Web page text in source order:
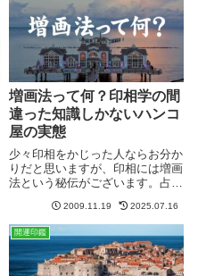
態を占う方法を紹介します。
増画法って何？印相学の間
違った知識しかないハンコ
屋の実態
少々印相をかじった人ならお分か
りだと思いますが、印相には増画
法という秘伝がございます。占い
る印鑑商法では、この増画法を
「画数転換」として大々的に宣伝
しています。これは印鑑のフチと
書体の交わる接触点を1画として
数...
2009.11.19 2025.07.16
開運印鑑